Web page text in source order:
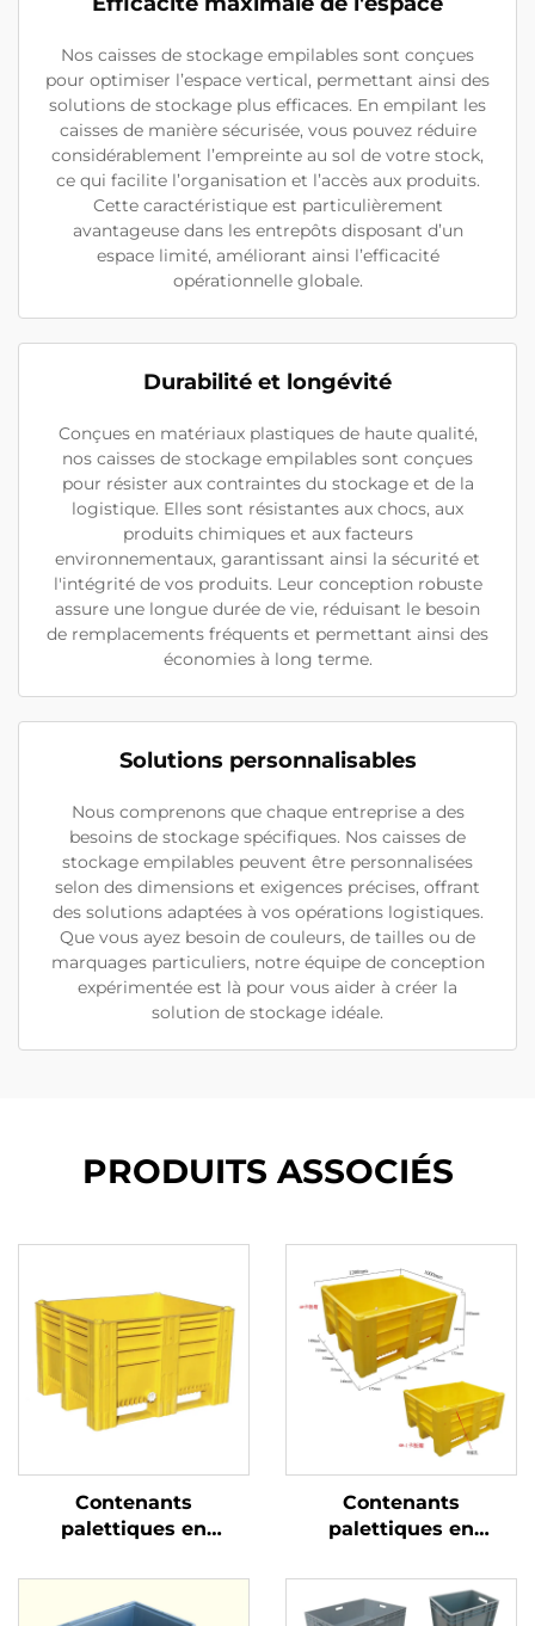
Nos caisses de stockage empilables sont conçues
pour optimiser l’espace vertical, permettant ainsi des
solutions de stockage plus efficaces. En empilant les
caisses de manière sécurisée, vous pouvez réduire
considérablement l’empreinte au sol de votre stock,
ce qui facilite l’organisation et l’accès aux produits.
Cette caractéristique est particulièrement
avantageuse dans les entrepôts disposant d’un
espace limité, améliorant ainsi l’efficacité
opérationnelle globale.
Durabilité et longévité
Conçues en matériaux plastiques de haute qualité,
nos caisses de stockage empilables sont conçues
pour résister aux contraintes du stockage et de la
logistique. Elles sont résistantes aux chocs, aux
produits chimiques et aux facteurs
environnementaux, garantissant ainsi la sécurité et
l'intégrité de vos produits. Leur conception robuste
assure une longue durée de vie, réduisant le besoin
de remplacements fréquents et permettant ainsi des
économies à long terme.
Solutions personnalisables
Nous comprenons que chaque entreprise a des
besoins de stockage spécifiques. Nos caisses de
stockage empilables peuvent être personnalisées
selon des dimensions et exigences précises, offrant
des solutions adaptées à vos opérations logistiques.
Que vous ayez besoin de couleurs, de tailles ou de
marquages particuliers, notre équipe de conception
expérimentée est là pour vous aider à créer la
solution de stockage idéale.
PRODUITS ASSOCIÉS
Contenants
palettiques en
pour une logistique et
un stockage efficaces.
Contenants
palettiques en
pour une logistique et
un stockage efficaces.